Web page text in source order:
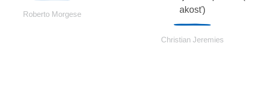
Roberto Morgese
akosť)
Christian Jeremies